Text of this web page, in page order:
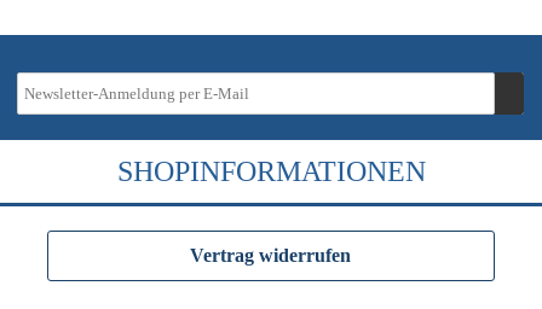
SHOPINFORMATIONEN
Vertrag widerrufen